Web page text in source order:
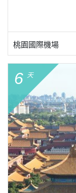
桃園國際機場
6 天